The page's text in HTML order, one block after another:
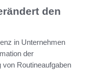
den
in Unternehmen
der
Routineaufgaben